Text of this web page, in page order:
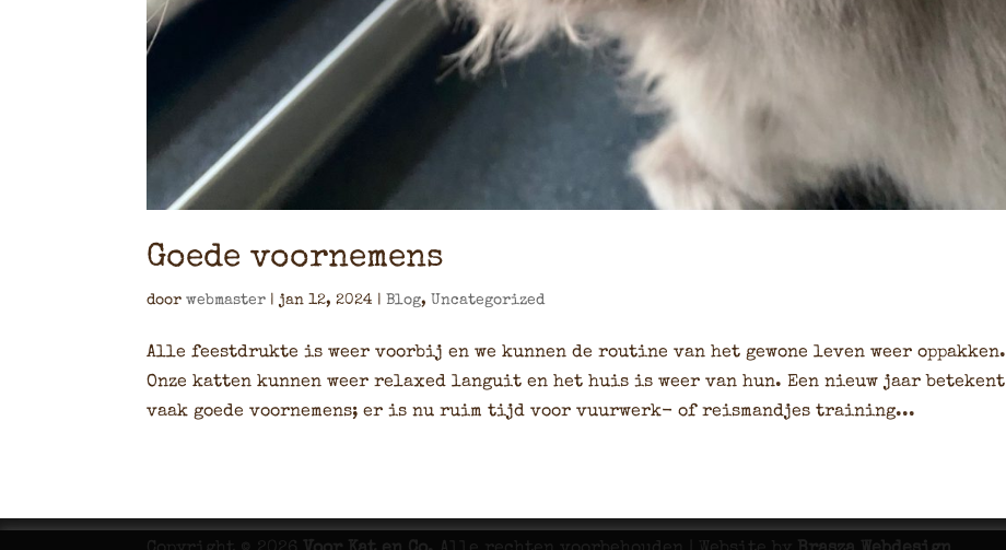
Goede voornemens
doorwebmaster | jan 12, 2024 | Blog, Uncategorized
Alle feestdrukte is weer voorbij en we kunnen de routine van het gewone leven weer oppakken.
Onze katten kunnen weer relaxed languit en het huis is weer van hun. Een nieuw jaar betekent
vaak goede voornemens; er is nu ruim tijd voor vuurwerk- of reismandjes training...